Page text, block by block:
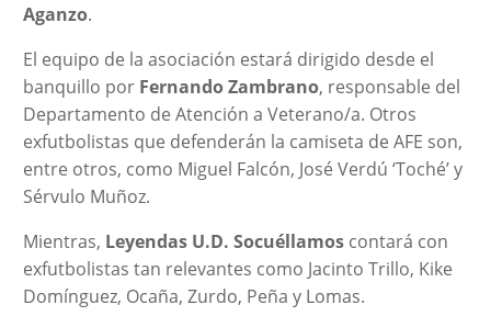
Aganzo.
El equipo de la asociación estará dirigido desde el
banquillo por Fernando Zambrano, responsable del
Departamento de Atención a Veterano/a. Otros
exfutbolistas que defenderán la camiseta de AFE son,
entre otros, como Miguel Falcón, José Verdú ‘Toché’ y
Sérvulo Muñoz.
Mientras, Leyendas U.D. Socuéllamoscontará con
exfutbolistas tan relevantes como Jacinto Trillo, Kike
Domínguez, Ocaña, Zurdo, Peña y Lomas.